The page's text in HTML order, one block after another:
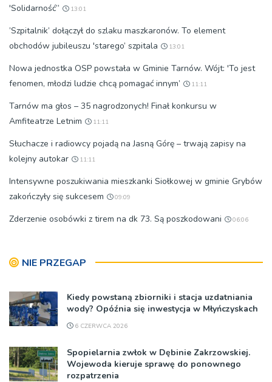
'Solidarność”
13:01
’Szpitalnik’ dołączył do szlaku maszkaronów. To element
obchodów jubileuszu 'starego’ szpitala
13:01
Nowa jednostka OSP powstała w Gminie Tarnów. Wójt: 'To jest
fenomen, młodzi ludzie chcą pomagać innym’
11:11
Tarnów ma głos – 35 nagrodzonych! Finał konkursu w
Amfiteatrze Letnim
11:11
Słuchacze i radiowcy pojadą na Jasną Górę – trwają zapisy na
kolejny autokar
11:11
Intensywne poszukiwania mieszkanki Siołkowej w gminie Grybów
zakończyły się sukcesem
09:09
Zderzenie osobówki z tirem na dk 73. Są poszkodowani 06:06
NIE PRZEGAP
Kiedy powstaną zbiorniki i stacja uzdatniania
wody? Opóźnia się inwestycja w Młyńczyskach
6 CZERWCA 2026
Spopielarnia zwłok w Dębinie Zakrzowskiej.
Wojewoda kieruje sprawę do ponownego
rozpatrzenia